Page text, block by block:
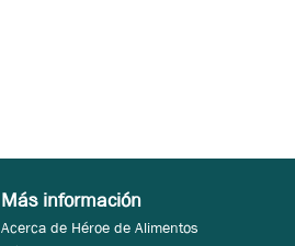
Más información
Acerca de Héroe de Alimentos